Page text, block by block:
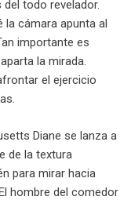
todo revelador.
cámara apunta al
importante es
la mirada.
el ejercicio
Diane se lanza a
de la textura
para mirar hacia
hombre del comedor